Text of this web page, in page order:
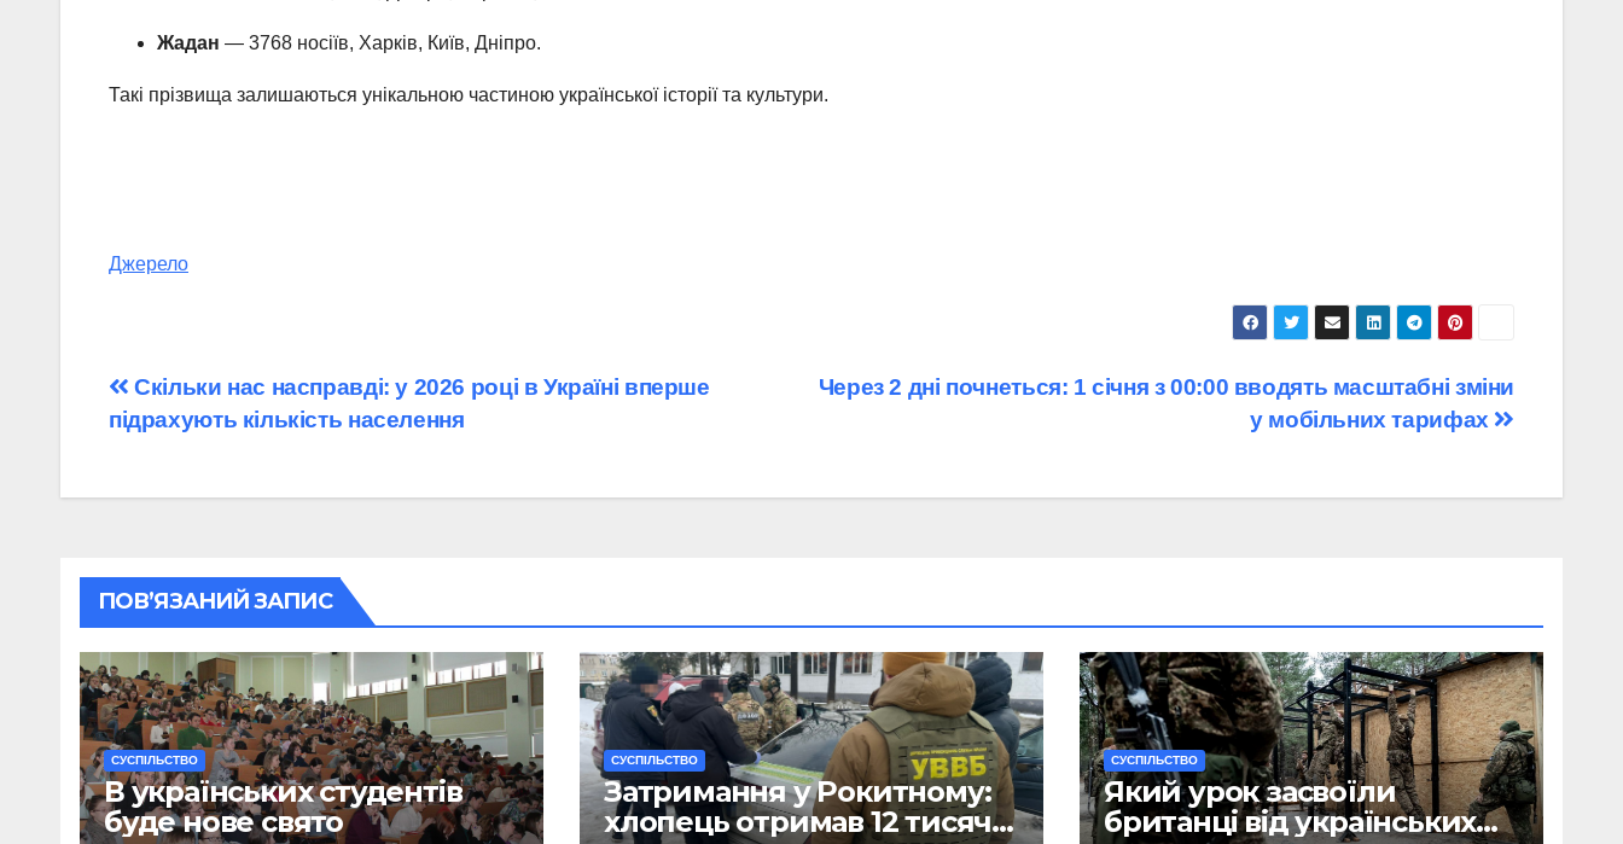
Жадан — 3768 носіїв, Харків, Київ, Дніпро.
Такі прізвища залишаються унікальною частиною української історії та культури.
Джерело
Навігація
записів
Через 2 дні почнеться: 1 січня з 00:00 вводять масштабні зміни
у мобільних тарифах
Скільки нас насправді: у 2026 році в Україні вперше
підрахують кількість населення
ПОВ’ЯЗАНИЙ ЗАПИС
CУСПІЛЬСТВО
В українських студентів
буде нове свято
CУСПІЛЬСТВО
Затримання у Рокитному:
хлопець отримав 12 тисяч
CУСПІЛЬСТВО
Який урок засвоїли
британці від українських